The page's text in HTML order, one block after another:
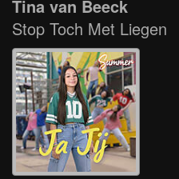
Tina van Beeck
Stop Toch Met Liegen